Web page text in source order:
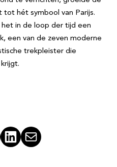
tot hét symbool van Parijs.
in de loop der tijd een
een van de zeven moderne
trekpleister die
LinkedInE-mail